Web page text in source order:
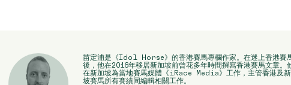
苗定浦是《Idol Horse》的香港賽馬專欄作家。在迷上香港賽
後，他在2016年移居新加坡前曾花多年時間撰寫香港賽馬文章。
在新加坡為當地賽馬媒體《iRace Media》工作，主管香港及
坡賽馬所有賽績同編輯相關工作。